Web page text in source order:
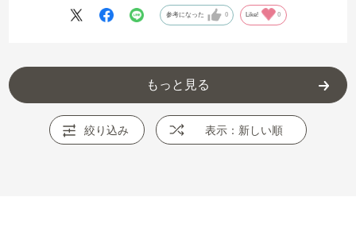
参考になった 0 Like! 0
もっと見る
絞り込み 表示：新しい順